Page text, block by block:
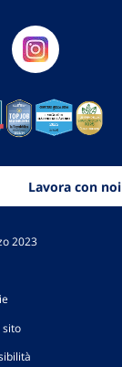
Lavora con noi
2023
sito